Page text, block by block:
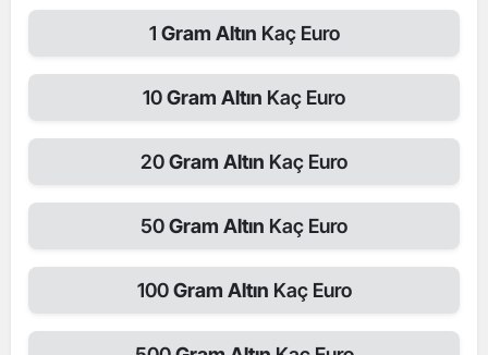
1 Gram Altın Kaç Euro
10Gram Altın Kaç Euro
20Gram Altın Kaç Euro
50Gram Altın Kaç Euro
100Gram Altın Kaç Euro